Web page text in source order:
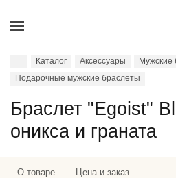
Каталог Аксессуары
Мужские
Подарочные мужские браслеты
Браслет "Egoist"
оникса и граната
О товаре Цена и заказ